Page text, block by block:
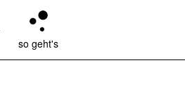
so geht's